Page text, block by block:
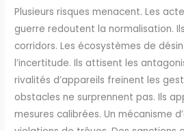
Plusieurs risques menacent. Les
guerre redoutent la normalisation.
corridors. Les écosystèmes de
l’incertitude. Ils attisent les
rivalités d’appareils freinent les
obstacles ne surprennent pas. Ils
mesures calibrées. Un mécanisme